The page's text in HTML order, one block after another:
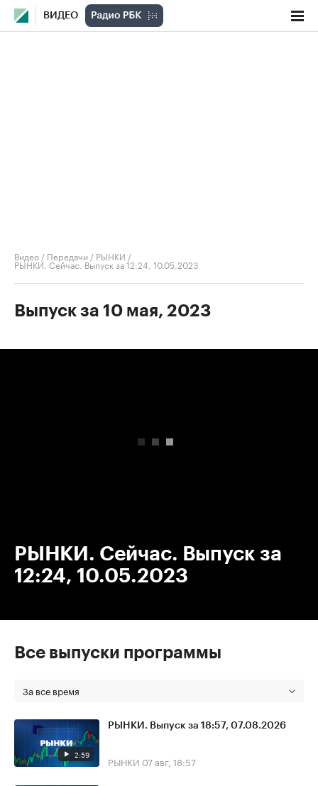
ВИДЕО
Видео / Передачи / РЫНКИ /
РЫНКИ. Сейчас. Выпуск за 12:24, 10.05.2023
Выпуск за 10 мая, 2023
РЫНКИ. Сейчас. Выпуск за
12:24, 10.05.2023
Все выпуски программы
За все время
2:59
РЫНКИ. Выпуск за 18:57, 07.08.2026
РЫНКИ 07 авг, 18:57